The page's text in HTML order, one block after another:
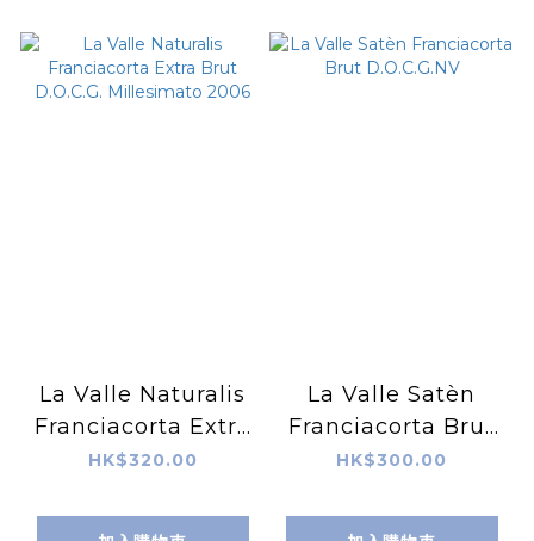
La Valle Naturalis
Franciacorta Extra
Brut D.O.C.G.
HK$320.00
La Valle Satèn
Franciacorta Brut
D.O.C.G.NV
HK$300.00